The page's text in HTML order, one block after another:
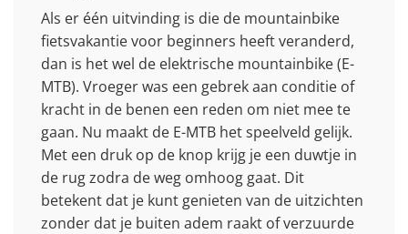
Als er één uitvinding is die de mountainbike
fietsvakantie voor beginners heeft veranderd,
dan is het wel de elektrische mountainbike (E-
MTB). Vroeger was een gebrek aan conditie of
kracht in de benen een reden om niet mee te
gaan. Nu maakt de E-MTB het speelveld gelijk.
Met een druk op de knop krijg je een duwtje in
de rug zodra de weg omhoog gaat. Dit
betekent dat je kunt genieten van de uitzichten
zonder dat je buiten adem raakt of verzuurde